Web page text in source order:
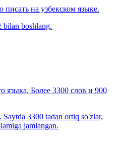
на узбекском языке.
boshlang.
языка. Более 3300 слов и 900
3300 tadan ortiq so'zlar,
jamlangan.